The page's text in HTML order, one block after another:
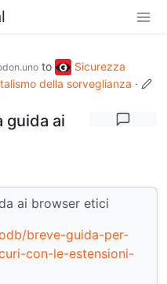
to
Sicurezza
della sorveglianza ·
guida ai
ai browser etici
breve-guida-per-
con-le-estensioni-